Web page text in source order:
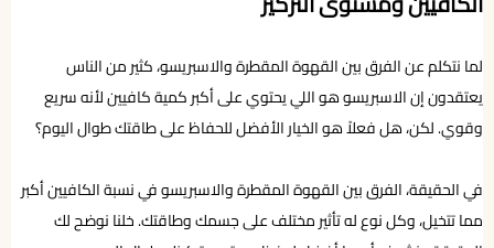
لما نتكلم عن الفرق بين القهوة المقطرة والاسبريسو، كثير من الناس
يعتقدون إن الاسبريسو هو اللي يحتوي على أكبر كمية كافيين لأنه سريع
وقوي. لكن، هل فعلاً هو الخيار الأفضل للحفاظ على طاقتك طوال اليوم؟
في الحقيقة، الفرق بين القهوة المقطرة والاسبريسو في نسبة الكافيين أكبر
مما تتخيل، وكل نوع له تأثير مختلف على جسمك وطاقتك. خلنا نوضح لك